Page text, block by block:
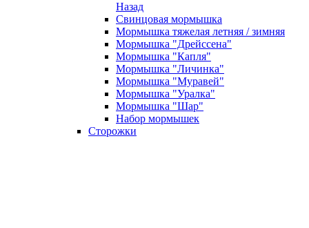
Назад
Свинцовая мормышка
Мормышка тяжелая летняя / зимняя
Мормышка "Дрейссена"
Мормышка "Капля"
Мормышка "Личинка"
Мормышка "Муравей"
Мормышка "Уралка"
Мормышка "Шар"
Набор мормышек
Сторожки